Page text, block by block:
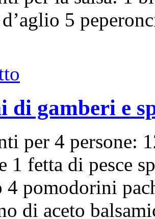
5
di gamberi e
per 4 persone:
1 fetta di pesce
4 pomodorini
di aceto